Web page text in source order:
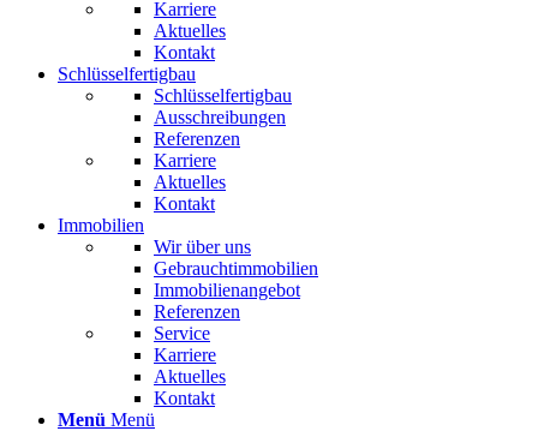
Karriere
Aktuelles
Kontakt
Schlüsselfertigbau
Schlüsselfertigbau
Ausschreibungen
Referenzen
Karriere
Aktuelles
Kontakt
Immobilien
Wir über uns
Gebrauchtimmobilien
Immobilienangebot
Referenzen
Service
Karriere
Aktuelles
Kontakt
Menü Menü